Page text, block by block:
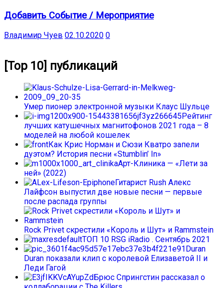
Добавить Событие / Мероприятие
Владимир Чуев 02.10.2020 0
[Top 10] публикаций
Умер пионер электронной музыки Клаус Шульце
Рейтинг
лучших катушечных магнитофонов 2021 года – 8
моделей на любой кошелек
Как Крис Норман и Сюзи Кватро запели
дуэтом? История песни «Stumblin’ In»
Арт-Клиника — «Лети за
ней» (2022)
Гитарист Rush Алекс
Лайфсон выпустил две новые песни — первые
после распада группы
Rock Privet скрестили «Король и Шут» и Rammstein
ТОП 10 RSG iRadio . Сентябрь 2021
Duran
Duran показали клип с королевой Елизаветой II и
Леди Гагой
Брюс Спрингстин рассказал о